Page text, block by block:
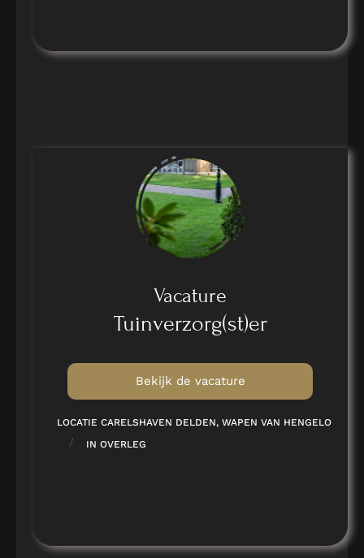
Vacature
Tuinverzorg(st)er
Bekijk de vacature
LOCATIE CARELSHAVEN DELDEN, WAPEN VAN HENGELO
/ IN OVERLEG